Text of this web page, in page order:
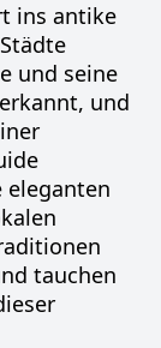
ins antike
und seine
und
eleganten
tauchen